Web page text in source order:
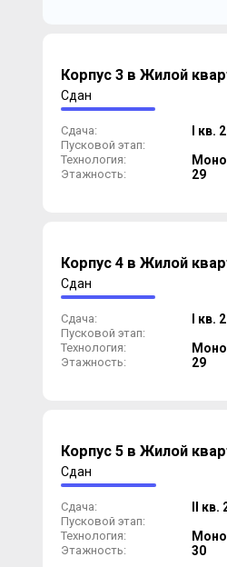
Корпус 3 в Жилой
Сдан
Сдача: I кв.
Пусковой этап:
Технология:
Этажность: 29
Корпус 4 в Жилой
Сдан
Сдача: I кв.
Пусковой этап:
Технология:
Этажность: 29
Корпус 5 в Жилой
Сдан
Сдача: II кв.
Пусковой этап:
Технология:
Этажность: 30